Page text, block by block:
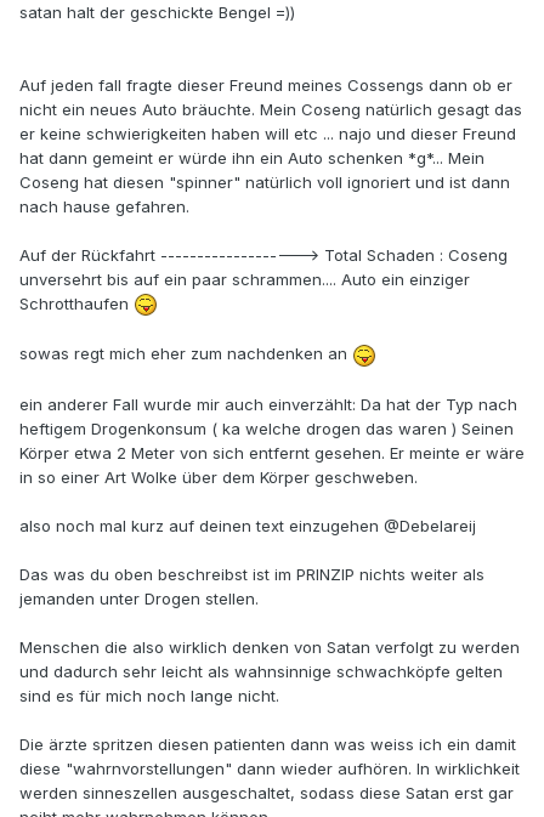
satan halt der geschickte Bengel =))
Auf jeden fall fragte dieser Freund meines Cossengs dann ob er
nicht ein neues Auto bräuchte. Mein Coseng natürlich gesagt das
er keine schwierigkeiten haben will etc ... najo und dieser Freund
hat dann gemeint er würde ihn ein Auto schenken *g*... Mein
Coseng hat diesen "spinner" natürlich voll ignoriert und ist dann
nach hause gefahren.
Auf der Rückfahrt -------------------> Total Schaden : Coseng
unversehrt bis auf ein paar schrammen.... Auto ein einziger
Schrotthaufen
sowas regt mich eher zum nachdenken an
ein anderer Fall wurde mir auch einverzählt: Da hat der Typ nach
heftigem Drogenkonsum ( ka welche drogen das waren ) Seinen
Körper etwa 2 Meter von sich entfernt gesehen. Er meinte er wäre
in so einer Art Wolke über dem Körper geschweben.
also noch mal kurz auf deinen text einzugehen @Debelareij
Das was du oben beschreibst ist im PRINZIP nichts weiter als
jemanden unter Drogen stellen.
Menschen die also wirklich denken von Satan verfolgt zu werden
und dadurch sehr leicht als wahnsinnige schwachköpfe gelten
sind es für mich noch lange nicht.
Die ärzte spritzen diesen patienten dann was weiss ich ein damit
diese "wahrnvorstellungen" dann wieder aufhören. In wirklichkeit
werden sinneszellen ausgeschaltet, sodass diese Satan erst gar